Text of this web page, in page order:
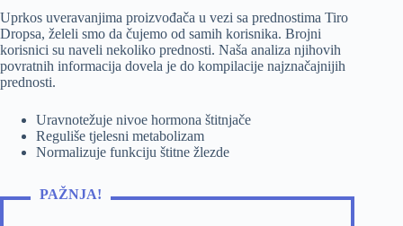
Uprkos uveravanjima proizvođača u vezi sa prednostima Tiro
Dropsa, želeli smo da čujemo od samih korisnika. Brojni
korisnici su naveli nekoliko prednosti. Naša analiza njihovih
povratnih informacija dovela je do kompilacije najznačajnijih
prednosti.
Uravnotežuje nivoe hormona štitnjače
Reguliše tjelesni metabolizam
Normalizuje funkciju štitne žlezde
PAŽNJA!